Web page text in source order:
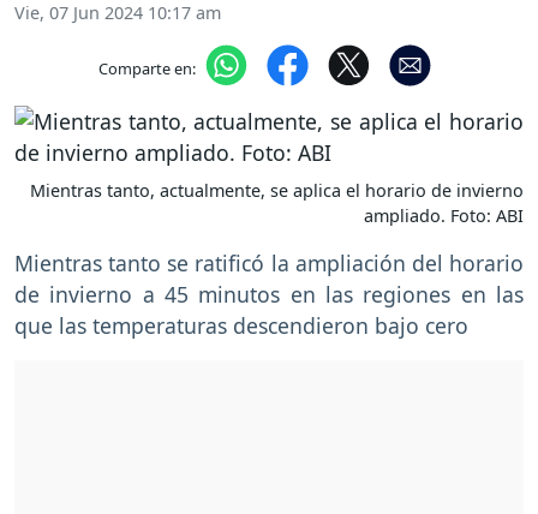
Vie, 07 Jun 2024 10:17 am
Comparte en:
Mientras tanto, actualmente, se aplica el horario de invierno
ampliado. Foto: ABI
Mientras tanto se ratificó la ampliación del horario
de invierno a 45 minutos en las regiones en las
que las temperaturas descendieron bajo cero